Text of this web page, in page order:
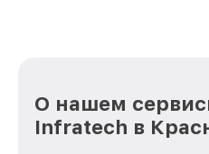
О нашем
Infratech в